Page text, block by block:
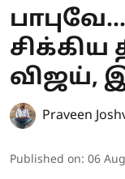
சிக்கிய
விஜய்,
Praveen
Published on: 06